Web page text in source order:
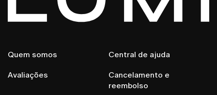
Quem somos
Avaliações
Central de ajuda
Cancelamento e
reembolso